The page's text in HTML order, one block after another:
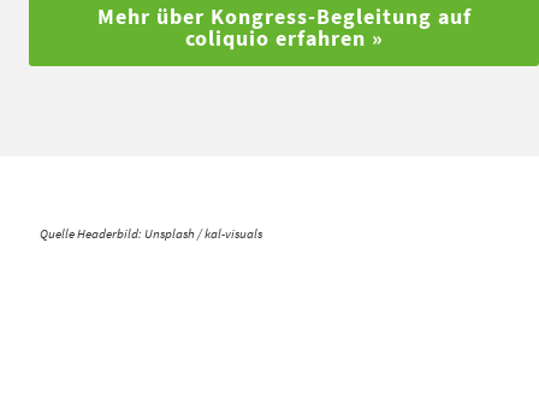
Mehr über Kongress-Begleitung auf
coliquio erfahren »
Quelle Headerbild: Unsplash / kal-visuals